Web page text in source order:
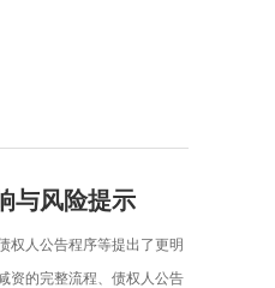
与风险提示
权人公告程序等提出了更明
资的完整流程、债权人公告